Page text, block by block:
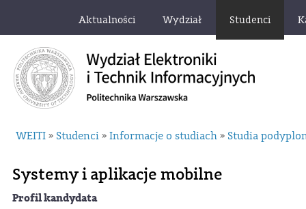
Aktualności Wydział Studenci
WEITI » Studenci » Informacje o studiach » Studia
Systemy i aplikacje mobilne
Profil kandydata